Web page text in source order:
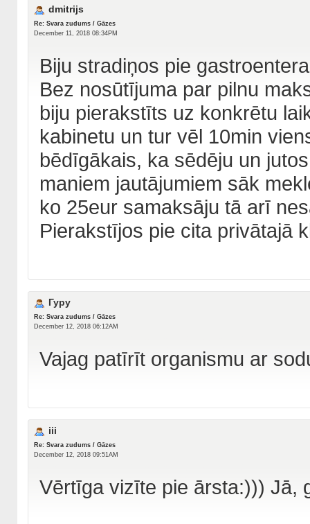
dmitrijs
Re: Svara zudums / Gāzes
December 11, 2018 08:34PM
Biju stradiņos pie
Bez nosūtījuma par pilnu
biju pierakstīts uz konkrētu
kabinetu un tur vēl 10min
bēdīgākais, ka sēdēju un
maniem jautājumiem sāk
ko 25eur samaksāju tā arī
Pierakstījos pie cita privātajā
Гуру
Re: Svara zudums / Gāzes
December 12, 2018 06:12AM
Vajag patīrīt organismu ar
iii
Re: Svara zudums / Gāzes
December 12, 2018 09:51AM
Vērtīga vizīte pie ārsta:))) Jā,